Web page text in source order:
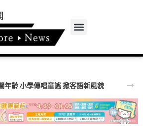
年齡 小學傳唱童謠 掀客語新風貌